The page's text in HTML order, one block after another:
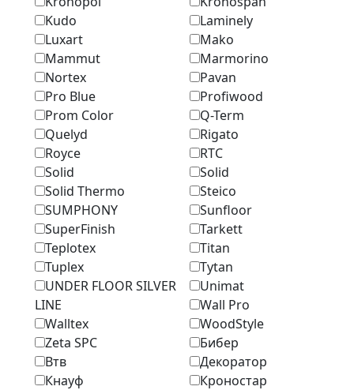
Kudo
Laminely
Luxart
Mako
Mammut
Marmоrino
Nortex
Pavan
Pro Blue
Profiwood
Prom Color
Q-Term
Quelyd
Rigato
Royce
RTC
Solid
Solid
Solid Thermo
Steico
SUMPHONY
Sunfloor
SuperFinish
Tarkett
Teplotex
Titan
Tuplex
Tytan
UNDER FLOOR SILVER
LINE
Unimat
Wall Pro
Walltex
WoodStyle
Zeta SPC
Бибер
Втв
Декоратор
Кнауф
Кроностар